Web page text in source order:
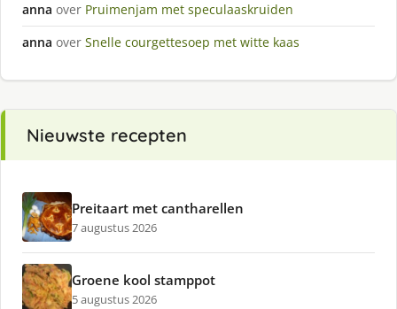
anna over Pruimenjam met speculaaskruiden
anna over Snelle courgettesoep met witte kaas
Nieuwste recepten
Preitaart met cantharellen
7 augustus 2026
Groene kool stamppot
5 augustus 2026